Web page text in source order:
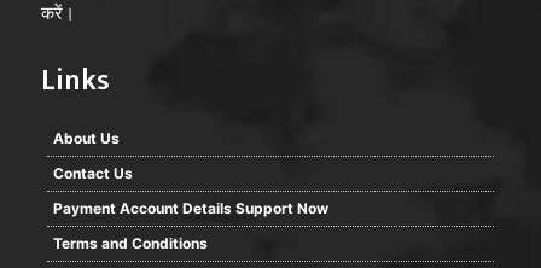
करें।
Links
About Us
Contact Us
Payment Account Details Support Now
Terms and Conditions